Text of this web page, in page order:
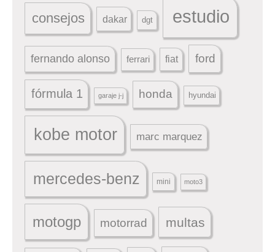
consejos dakar dgt estudio
fernando alonso ferrari fiat ford
fórmula 1 garaje j-j honda hyundai
kobe motor marc marquez
mercedes-benz mini moto3
motogp motorrad multas